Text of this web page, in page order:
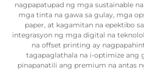
nagpapatupad ng mga sustainable
mga tinta na gawa sa gulay, mga
paper, at kagamitan na epektibo
integrasyon ng mga digital na
na offset printing ay
tagapaglathala na i-optimize ang
pinapanatili ang premium na antas